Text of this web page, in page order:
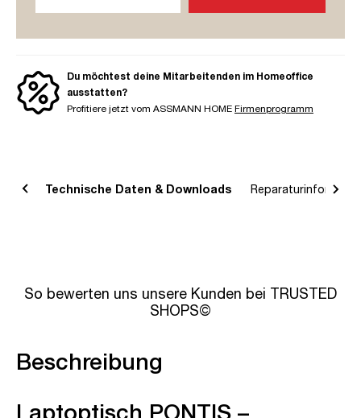
Du möchtest deine Mitarbeitenden im Homeoffice
ausstatten?
Profitiere jetzt vom ASSMANN HOME Firmenprogramm
Technische Daten & Downloads
So bewerten uns unsere Kunden bei TRUSTED
SHOPS©
Beschreibung
Laptoptisch PONTIS –